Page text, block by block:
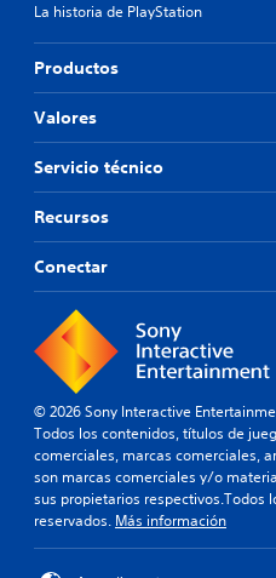
La historia de PlayStation
Productos
Valores
Servicio técnico
Recursos
Conectar
© 2026 Sony Interactive
Todos los contenidos, títulos de
comerciales, marcas comerciales,
son marcas comerciales y/o
sus propietarios respectivos.Todos
reservados. Más información